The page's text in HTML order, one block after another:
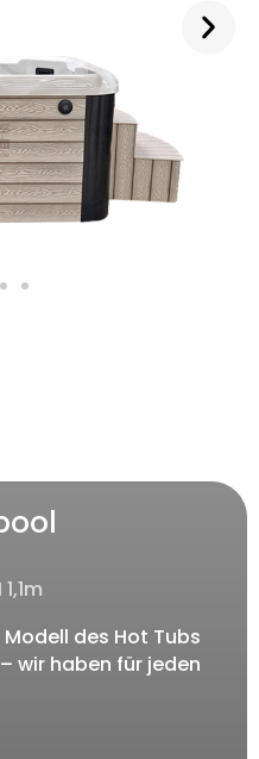
des Hot Tubs
wir haben für jeden